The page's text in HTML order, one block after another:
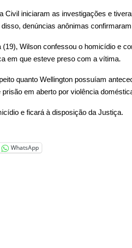
Civil iniciaram as investigações e
denúncias anônimas
Wilson confessou o homicídio e
em que esteve preso com a vítima.
quanto Wellington possuíam
em aberto por violência
e ficará à disposição da Justiça.
WhatsApp